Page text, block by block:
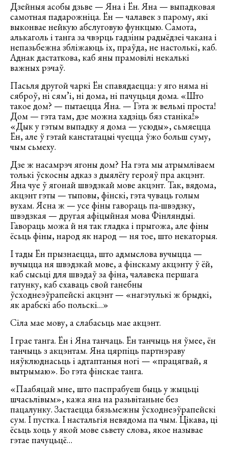
Дзейныя асобы дзьве — Яна і Ён. Яна — выпадковая
самотная падарожніца. Ён — чалавек з парому, які
выконвае нейкую абслуговую функцыю. Самота,
алькаголь і танга за чвэрць гадзіны радыёдзеі чакана і
непазьбежна збліжаюць іх, праўда, не настолькі, каб.
Аднак дастаткова, каб яны прамовілі некалькі
важных рэчаў.
Пасьля другой чаркі Ён спавядаецца: у яго няма ні
сяброў, ні сям’і, ні дома, ні пачуцьця дома. «Што
такое дом? — пытаецца Яна. — Гэта ж вельмі проста!
Дом — гэта там, дзе можна хадзіць бяз станіка!»
«Дык у гэтым выпадку я дома — усюды», сьмяецца
Ён, але ў гэтай канстатацыі чуецца ўжо больш суму,
чым сьмеху.
Дзе ж насамрэч ягоны дом? На гэта мы атрымліваем
толькі ўскосны адказ з дыялёгу герояў пра акцэнт.
Яна чуе ў ягонай швэдзкай мове акцэнт. Так, вядома,
акцэнт гэты — тыповы, фінскі, гэта чуваць голым
вухам. Ясна ж — усе фіны гавораць па-швэдзку,
швэдзкая — другая афіцыйная мова Фінляндыі.
Гавораць можа й ня так гладка і прыгожа, але фіны
ёсьць фіны, народ як народ — ня тое, што некаторыя.
І тады Ён прызнаецца, што адмыслова вучыцца —
вучыцца ня швэдзкай мове, а фінскаму акцэнту ў ёй,
каб сысьці для швэдаў за фіна, чалавека першага
гатунку, каб схаваць свой ганебны
ўсходнеэўрапейскі акцэнт — «нагэтулькі ж брыдкі,
як арабскі або польскі…»
Сіла мае мову, а слабасьць мае акцэнт.
І грае танга. Ён і Яна танчаць. Ён танчыць ня ўмее, ён
танчыць з акцэнтам. Яна цярпіць партнэраву
няўклюднасьць і адтаптаныя ногі — «працягвай, я
вытрымаю». Бо гэта фінскае танга.
«Паабяцай мне, што паспрабуеш быць у жыцьці
шчасьлівым», кажа яна на разьвітаньне без
пацалунку. Застаецца бязьмежны ўсходнеэўрапейскі
сум. І пустка. І настальгія невядома па чым. Цікава, ці
ёсьць хоць у якой мове сьвету слова, якое называе
гэтае пачуцьцё…